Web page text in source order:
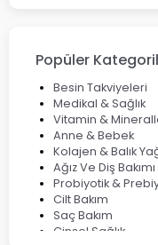
Çözüm Yolları
Bocavirüs
Deep Flex
Mumiyo Nedir?
Popüler
Besin Takviyeleri
Medikal & Sağlık
Vitamin &
Anne & Bebek
Kolajen & Balık
Ağız Ve Diş Bakımı
Probiyotik &
Cilt Bakım
Saç Bakım
Cinsel Sağlık